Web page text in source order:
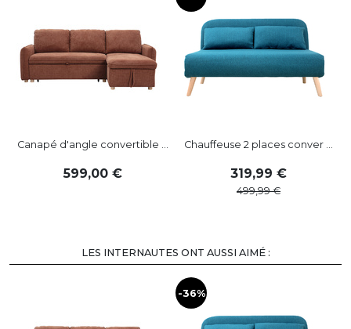
Canapé d'angle convertible ...
599,00
Chauffeuse 2 places conver ...
319,99
499,99
LES INTERNAUTES ONT AUSSI AIMÉ :
-36%